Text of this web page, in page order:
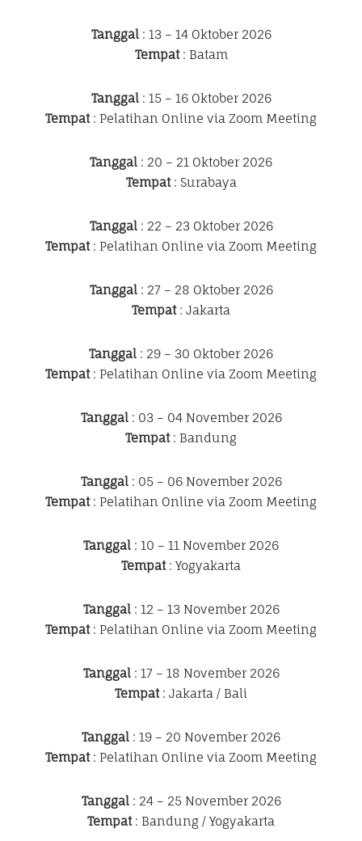
Tanggal: 13 – 14 Oktober 2026
Tempat: Batam
Tanggal: 15 – 16 Oktober 2026
Tempat: Pelatihan Online via Zoom Meeting
Tanggal : 20 – 21 Oktober 2026
Tempat: Surabaya
Tanggal: 22 – 23 Oktober 2026
Tempat: Pelatihan Online via Zoom Meeting
Tanggal: 27 – 28 Oktober 2026
Tempat: Jakarta
Tanggal : 29 – 30 Oktober 2026
Tempat: Pelatihan Online via Zoom Meeting
Tanggal: 03 – 04 November 2026
Tempat: Bandung
Tanggal: 05 – 06 November 2026
Tempat: Pelatihan Online via Zoom Meeting
Tanggal : 10 – 11 November 2026
Tempat: Yogyakarta
Tanggal: 12 – 13 November 2026
Tempat: Pelatihan Online via Zoom Meeting
Tanggal: 17 – 18 November 2026
Tempat: Jakarta / Bali
Tanggal : 19 – 20 November 2026
Tempat: Pelatihan Online via Zoom Meeting
Tanggal: 24 – 25 November 2026
Tempat: Bandung / Yogyakarta